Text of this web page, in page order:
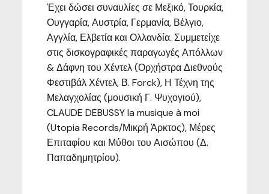
Έχει δώσει συναυλίες σε Μεξικό, Τουρκία,
Ουγγαρία, Αυστρία, Γερμανία, Βέλγιο,
Αγγλία, Ελβετία και Ολλανδία. Συμμετείχε
στις δισκογραφικές παραγωγές Απόλλων
& Δάφνη του Χέντελ (Ορχήστρα Διεθνούς
Φεστιβάλ Χέντελ, Β. Forck), Η Τέχνη της
Μελαγχολίας (μουσική Γ. Ψυχογιού),
CLAUDE DEBUSSY la musique à moi
(Utopia Records/Μικρή Άρκτος), Μέρες
Επιταφίου και Μύθοι του Αισώπου (Δ.
Παπαδημητρίου).